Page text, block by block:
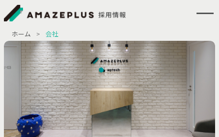
ホーム > 会社